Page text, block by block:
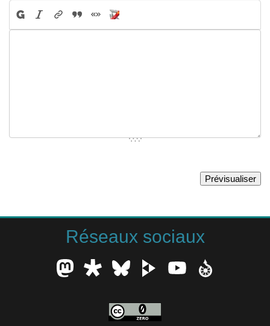
Réseaux sociaux